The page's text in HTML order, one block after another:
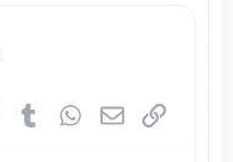
Pinterest
TumblrWhatsAppСсылка